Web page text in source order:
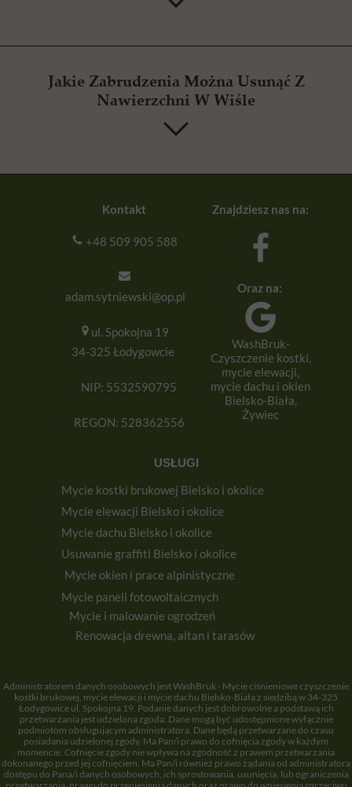
Jakie Zabrudzenia Można Usunąć Z
Nawierzchni W Wiśle
WashBruk-
Czyszczenie kostki,
mycie elewacji,
mycie dachu i okien
Bielsko-Biała,
Żywiec
Kontakt
+48 509 905 588
adam.sytniewski@op.pl
ul. Spokojna 19
34-325 Łodygowcie
NIP: 5532590795
REGON: 528362556
Oraz na:
Znajdziesz nas na:
USŁUGI
Mycie i malowanie ogrodzeń
Renowacja drewna, altan i tarasów
Mycie paneli fotowoltaicznych
Mycie okien i prace alpinistyczne
Usuwanie graffiti Bielsko i okolice
Mycie dachu Bielsko i okolice
Mycie elewacji Bielsko i okolice
Mycie kostki brukowej Bielsko i okolice
Administratorem danych osobowych jest WashBruk - Mycie ciśnieniowe czyszczenie
kostki brukowej, mycie elewacji i mycie dachu Bielsko-Biała z siedzibą w 34-325
Łodygowice ul. Spokojna 19. Podanie danych jest dobrowolne a podstawą ich
przetwarzania jest udzielona zgoda. Dane mogą być udostępnione wyłącznie
podmiotom obsługującym administratora. Dane będą przetwarzane do czasu
posiadania udzielonej zgody. Ma Pan/i prawo do cofnięcia zgody w każdym
momencie. Cofnięcie zgody nie wpływa na zgodność z prawem przetwarzania
dokonanego przed jej cofnięciem. Ma Pan/i również prawo żądania od administratora
dostępu do Pana/i danych osobowych, ich sprostowania, usunięcia, lub ograniczenia